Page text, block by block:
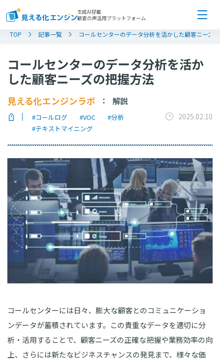
生成AI搭載
顧客の声活用プラットフォーム
TOP 記事一覧 コールセンターのデータ分析を活かした顧客ニーズ
コールセンターのデータ分析を活か
した顧客ニーズの把握方法
見える化エンジンラボ ： 解説
#コールログ #VOC
#分析
#テキストマイニング
2025.02.10
コールセンターには日々、膨大な顧客とのコミュニケーショ
ンデータが蓄積されています。この貴重なデータを適切に分
析・活用することで、顧客ニーズの正確な把握や業務効率の向
上、さらには新たなビジネスチャンスの発見まで、様々な価